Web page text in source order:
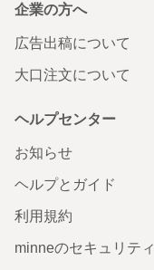
企業の方へ
広告出稿について
大口注文について
ヘルプセンター
お知らせ
ヘルプとガイド
利用規約
minneのセキュリティ